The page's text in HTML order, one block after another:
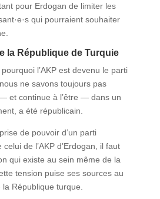
pour Erdogan de limiter les
qui pourraient souhaiter
la République de Turquie
l’AKP est devenu le parti
ne savons toujours pas
et continue à l’être — dans un
a été républicain.
de pouvoir d’un parti
de l’AKP d’Erdogan, il faut
qui existe au sein même de la
tension puise ses sources au
République turque.